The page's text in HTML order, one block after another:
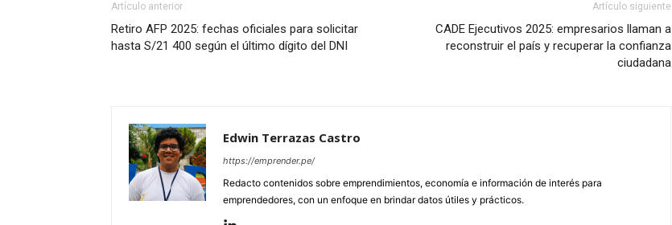
Artículo anterior
Retiro AFP 2025: fechas oficiales para solicitar
hasta S/21 400 según el último dígito del DNI
Artículo siguiente
CADE Ejecutivos 2025: empresarios llaman a
reconstruir el país y recuperar la confianza
ciudadana
Edwin Terrazas Castro
https://emprender.pe/
Redacto contenidos sobre emprendimientos, economía e información de interés para
emprendedores, con un enfoque en brindar datos útiles y prácticos.